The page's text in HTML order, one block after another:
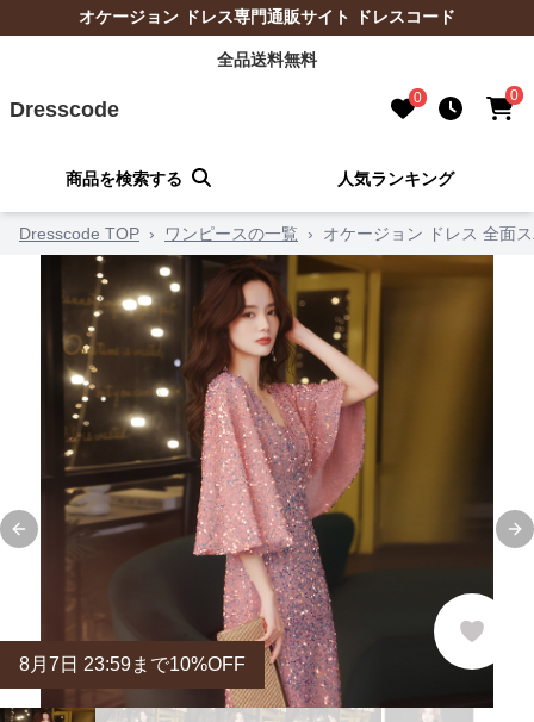
オケージョン ドレス専門通販サイト ドレスコード
全品送料無料
Dresscode 0 0
商品を検索する 人気ランキング
Dresscode TOP › ワンピースの一覧 › オケージョン ドレス 全面
Previous slide
8月 7 日 23:59まで10%OFF